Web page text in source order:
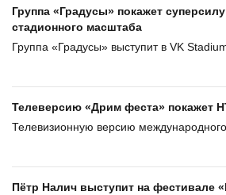
Группа «Градусы» покажет
стадионного масштаба
Группа «Градусы» выступит в VK
Телеверсию «Дрим феста» покажет
Телевизионную версию
Пётр Налич выступит на фестивале